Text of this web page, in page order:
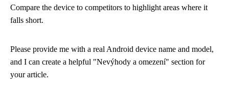
Compare the device to competitors to highlight areas where it
falls short.
Please provide me with a real Android device name and model,
and I can create a helpful "Nevýhody a omezení" section for
your article.